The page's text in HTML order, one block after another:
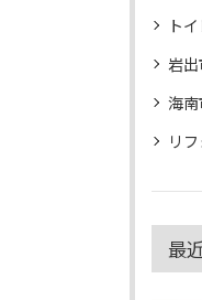
ト
岩
海
リ
最